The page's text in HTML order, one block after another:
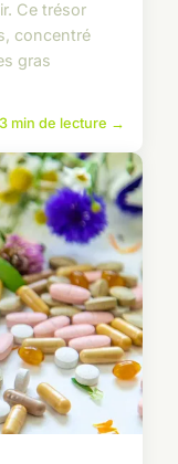
Ce trésor
concentré
gras
3 min de lecture →